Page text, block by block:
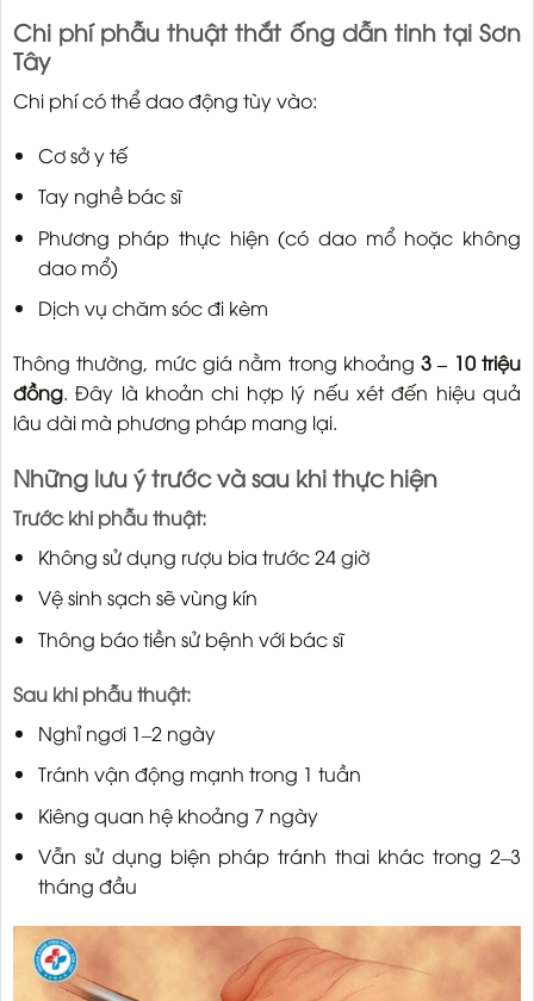
Chi phí phẫu thuật thắt ống dẫn tinh tại Sơn
Tây
Chi phí có thể dao động tùy vào:
Cơ sở y tế
Tay nghề bác sĩ
Phương pháp thực hiện (có dao mổ hoặc không
dao mổ)
Dịch vụ chăm sóc đi kèm
Thông thường, mức giá nằm trong khoảng3 – 10 triệu
đồng. Đây là khoản chi hợp lý nếu xét đến hiệu quả
lâu dài mà phương pháp mang lại.
Những lưu ý trước và sau khi thực hiện
Trước khi phẫu thuật:
Không sử dụng rượu bia trước 24 giờ
Vệ sinh sạch sẽ vùng kín
Thông báo tiền sử bệnh với bác sĩ
Sau khi phẫu thuật:
Nghỉ ngơi 1–2 ngày
Tránh vận động mạnh trong 1 tuần
Kiêng quan hệ khoảng 7 ngày
Vẫn sử dụng biện pháp tránh thai khác trong 2–3
tháng đầu